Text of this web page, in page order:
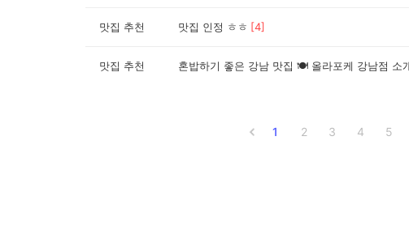
맛집 추천 맛집 인정 ㅎㅎ [4]
맛집 추천
1 2 3 4 5